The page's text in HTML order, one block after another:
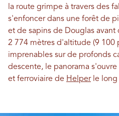
la route grimpe à travers des
s'enfoncer dans une forêt de
et de sapins de Douglas
2 774 mètres d'altitude (9 100
imprenables sur de profonds
descente, le panorama
et ferroviaire de Helperle long